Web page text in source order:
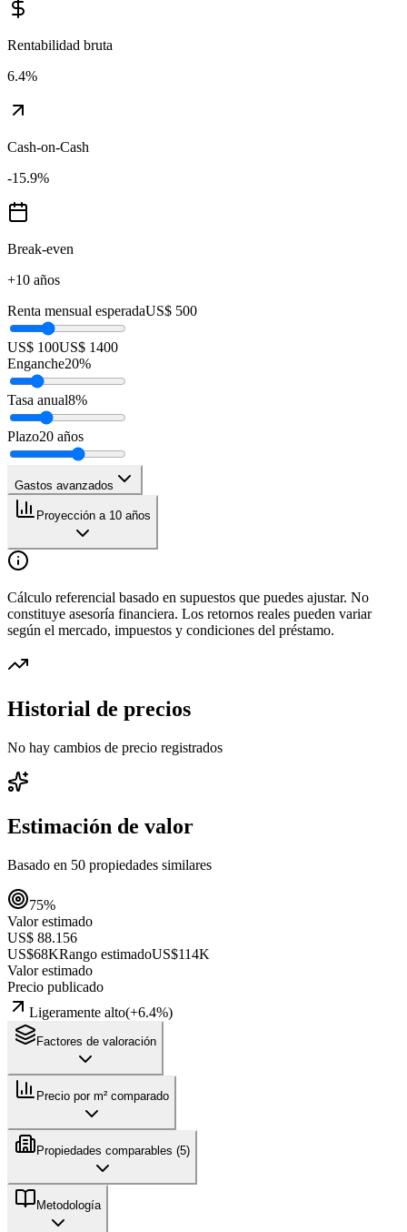
Rentabilidad bruta
6.4%
Cash-on-Cash
-15.9%
Break-even
+10 años
Renta mensual esperadaUS$ 500
US$ 100US$ 1400
Enganche20%
Tasa anual8%
Plazo20 años
Gastos avanzados
Proyección a 10 años
Cálculo referencial basado en supuestos que puedes ajustar. No
constituye asesoría financiera. Los retornos reales pueden variar
según el mercado, impuestos y condiciones del préstamo.
Historial de precios
No hay cambios de precio registrados
Estimación de valor
Basado en 50 propiedades similares
75%
Valor estimado
US$ 88.156
US$68KRango estimadoUS$114K
Valor estimado
Precio publicado
Ligeramente alto(+6.4%)
Factores de valoración
Precio por m² comparado
Propiedades comparables (5)
Metodología